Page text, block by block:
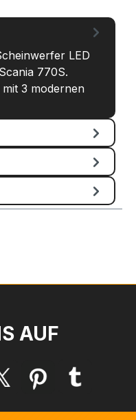
LED
770S.
3 modernen
AUF